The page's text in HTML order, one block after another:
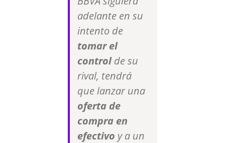
adelante en su
intento de
tomar el
controlde su
rival, tendrá
que lanzar una
oferta de
compra en
efectivo y a un